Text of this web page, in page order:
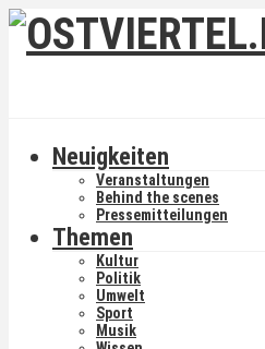
Neuigkeiten
Veranstaltungen
Behind the scenes
Pressemitteilungen
Themen
Kultur
Politik
Umwelt
Sport
Musik